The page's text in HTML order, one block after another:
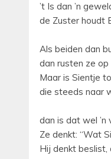
’t Is dan ’n
de Zuster houdt
Als beiden dan
dan rusten ze op
Maar is Sientje
die steeds naar
dan is dat wel ’n
Ze denkt: “Wat
Hij denkt beslist,